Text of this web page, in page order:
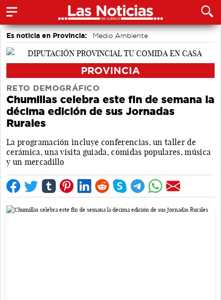
Es noticia en Provincia:
Medio Ambiente
accidentes laborales
PROVINCIA
RETO DEMOGRÁFICO
Chumillas celebra este fin de semana la
décima edición de sus Jornadas
Rurales
La programación incluye conferencias, un taller de
cerámica, una visita guiada, comidas populares, música
y un mercadillo